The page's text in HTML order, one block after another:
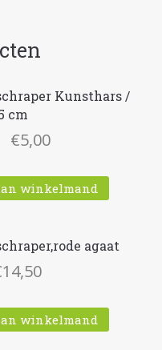
Kunsthars /
cm
€5,00
winkelmand
agaat
14,50
winkelmand